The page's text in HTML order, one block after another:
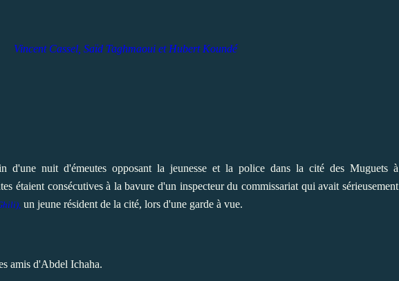
Vincent Cassel, Saïd Taghmaoui et Hubert Koundé
d'une nuit d'émeutes opposant la jeunesse et la police dans la cité des Muguets à
étaient consécutives à la bavure d'un inspecteur du commissariat qui avait sérieusement
), un jeune résident de la cité, lors d'une garde à vue.
amis d'Abdel Ichaha.